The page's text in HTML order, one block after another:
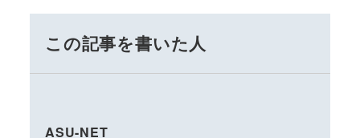
この記事を書いた人
ASU-NET